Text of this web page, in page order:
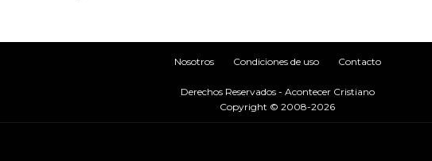
Nosotros Condiciones de uso Contacto
Derechos Reservados - Acontecer Cristiano
Copyright © 2008-2026